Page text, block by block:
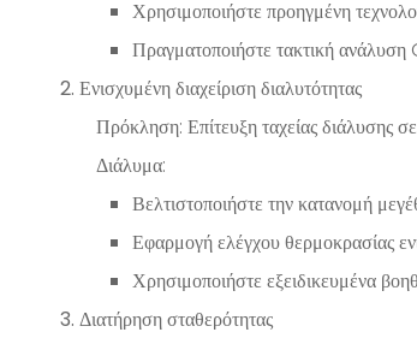
Χρησιμοποιήστε προηγμένη
Πραγματοποιήστε τακτική ανάλυση
2. Ενισχυμένη διαχείριση διαλυτότητας
Πρόκληση: Επίτευξη ταχείας διάλυσης
Διάλυμα:
Βελτιστοποιήστε την κατανομή
Εφαρμογή ελέγχου θερμοκρασίας
Χρησιμοποιήστε εξειδικευμένα
3. Διατήρηση σταθερότητας